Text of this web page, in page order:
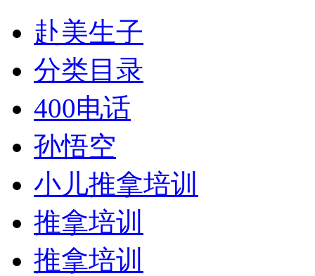
赴美生子
分类目录
400电话
孙悟空
小儿推拿培训
推拿培训
推拿培训